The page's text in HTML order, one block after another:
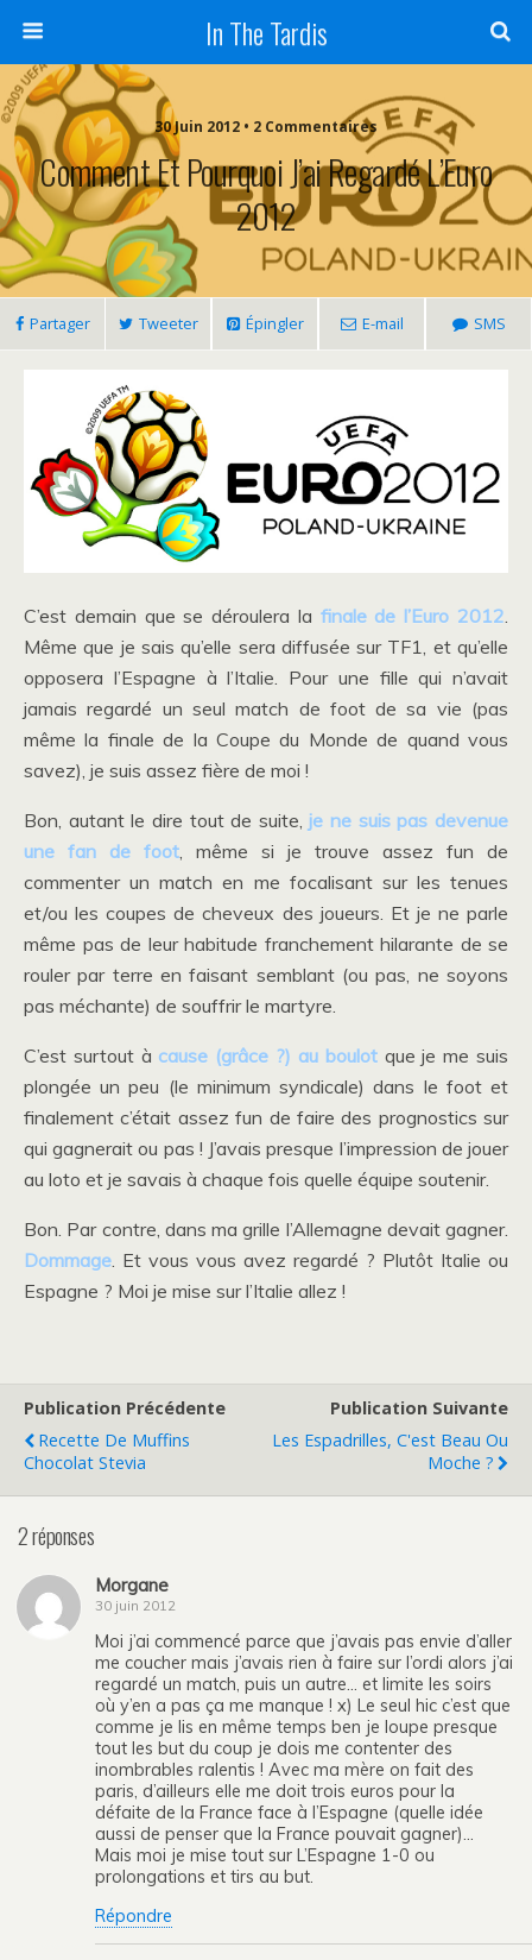
In The Tardis
30 Juin 2012 • 2 Commentaires
Comment Et Pourquoi J’ai Regardé L’Euro
2012
Partager Tweeter Épingler E-mail SMS
C’est demain que se déroulera la finale de l’Euro 2012.
Même que je sais qu’elle sera diffusée sur TF1, et qu’elle
opposera l’Espagne à l’Italie. Pour une fille qui n’avait
jamais regardé un seul match de foot de sa vie (pas
même la finale de la Coupe du Monde de quand vous
savez), je suis assez fière de moi !
Bon, autant le dire tout de suite, je ne suis pas devenue
une fan de foot, même si je trouve assez fun de
commenter un match en me focalisant sur les tenues
et/ou les coupes de cheveux des joueurs. Et je ne parle
même pas de leur habitude franchement hilarante de se
rouler par terre en faisant semblant (ou pas, ne soyons
pas méchante) de souffrir le martyre.
C’est surtout à cause (grâce ?) au boulot que je me suis
plongée un peu (le minimum syndicale) dans le foot et
finalement c’était assez fun de faire des prognostics sur
qui gagnerait ou pas ! J’avais presque l’impression de jouer
au loto et je savais à chaque fois quelle équipe soutenir.
Bon. Par contre, dans ma grille l’Allemagne devait gagner.
Dommage. Et vous vous avez regardé ? Plutôt Italie ou
Espagne ? Moi je mise sur l’Italie allez !
Publication Précédente
Recette De Muffins
Chocolat Stevia
Publication Suivante
Les Espadrilles, C'est Beau Ou
Moche ?
2 réponses
Morgane
30 juin 2012
Moi j’ai commencé parce que j’avais pas envie d’aller
me coucher mais j’avais rien à faire sur l’ordi alors j’ai
regardé un match, puis un autre… et limite les soirs
où y’en a pas ça me manque ! x) Le seul hic c’est que
comme je lis en même temps ben je loupe presque
tout les but du coup je dois me contenter des
inombrables ralentis ! Avec ma mère on fait des
paris, d’ailleurs elle me doit trois euros pour la
défaite de la France face à l’Espagne (quelle idée
aussi de penser que la France pouvait gagner)…
Mais moi je mise tout sur L’Espagne 1-0 ou
prolongations et tirs au but.
Répondre